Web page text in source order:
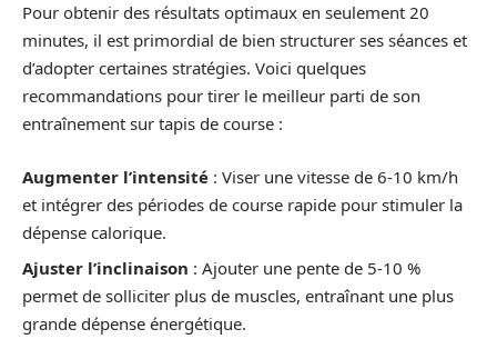
Pour obtenir des résultats optimaux en seulement 20
minutes, il est primordial de bien structurer ses séances et
d’adopter certaines stratégies. Voici quelques
recommandations pour tirer le meilleur parti de son
entraînement sur tapis de course :
Augmenter l’intensité : Viser une vitesse de 6-10 km/h
et intégrer des périodes de course rapide pour stimuler la
dépense calorique.
Ajuster l’inclinaison : Ajouter une pente de 5-10 %
permet de solliciter plus de muscles, entraînant une plus
grande dépense énergétique.